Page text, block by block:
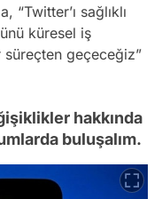
sağlıklı
küresel iş
geçeceğiz”
hakkında
buluşalım.